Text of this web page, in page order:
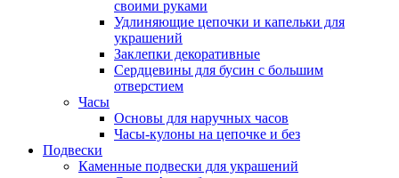
своими руками
Удлиняющие цепочки и капельки для
украшений
Заклепки декоративные
Сердцевины для бусин с большим
отверстием
Часы
Основы для наручных часов
Часы-кулоны на цепочке и без
Подвески
Каменные подвески для украшений